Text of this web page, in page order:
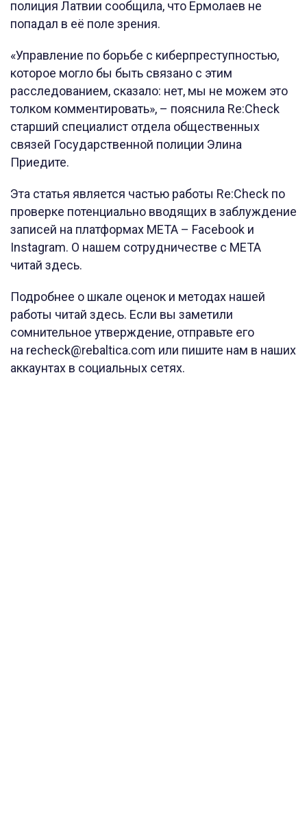
полиция Латвии сообщила, что Ермолаев не
попадал в её поле зрения.
«Управление по борьбе с киберпреступностью,
которое могло бы быть связано с этим
расследованием, сказало: нет, мы не можем это
толком комментировать», – пояснила Re:Check
старший специалист отдела общественных
связей Государственной полиции Элина
Приедите.
Эта статья является частью работы Re:Check по
проверке потенциально вводящих в заблуждение
записей на платформах META – Facebook и
Instagram. О нашем сотрудничестве с META
читай здесь.
Подробнее о шкале оценок и методах нашей
работы читай здесь. Если вы заметили
сомнительное утверждение, отправьте его
на recheck@rebaltica.com или пишите нам в наших
аккаунтах в социальных сетях.